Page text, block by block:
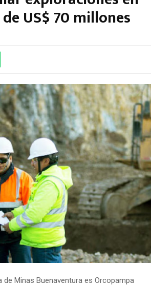
US$ 70 millones
Minas Buenaventura es Orcopampa